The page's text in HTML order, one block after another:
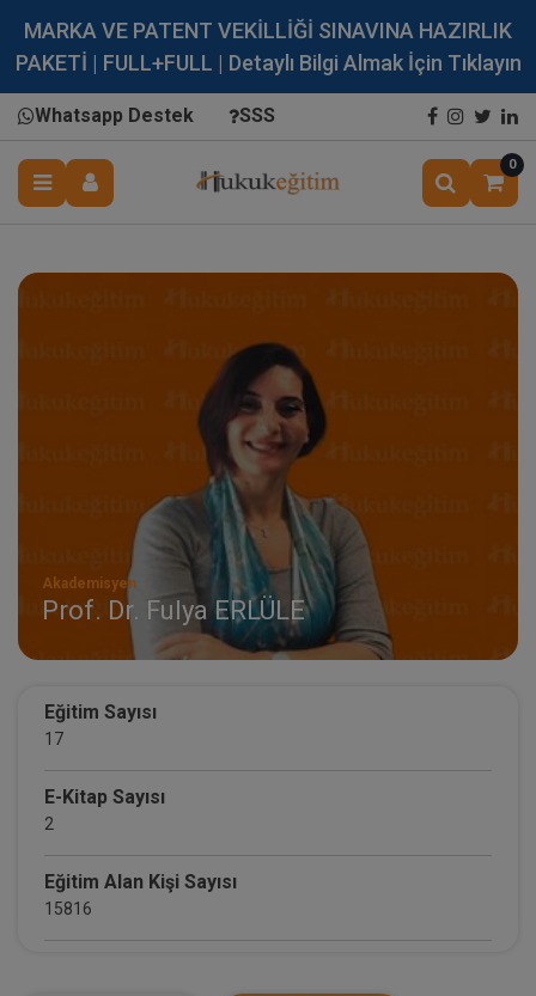
MARKA VE PATENT VEKİLLİĞİ SINAVINA HAZIRLIK
PAKETİ | FULL+FULL | Detaylı Bilgi Almak İçin Tıklayın
Whatsapp Destek SSS
0
Akademisyen
Prof. Dr. Fulya ERLÜLE
Eğitim Sayısı
17
E-Kitap Sayısı
2
Eğitim Alan Kişi Sayısı
15816